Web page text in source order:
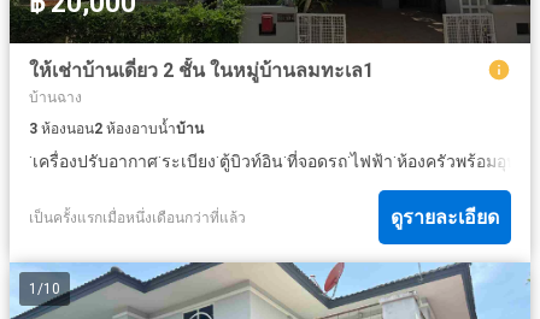
ให้เช่าบ้านเดี่ยว 2 ชั้น ในหมู่บ้านลมทะเล1
บ้านฉาง
3 ห้องนอน2 ห้องอาบน้ำบ้าน
·เครื่องปรับอากาศ·ระเบียง·ตู้บิวท์อิน·ที่จอดรถ·ไฟฟ้า·ห้องครัวพร้อมอุปก
เป็นครั้งแรกเมื่อหนึ่งเดือนกว่าที่แล้ว ดูรายละเอียด
1 /10